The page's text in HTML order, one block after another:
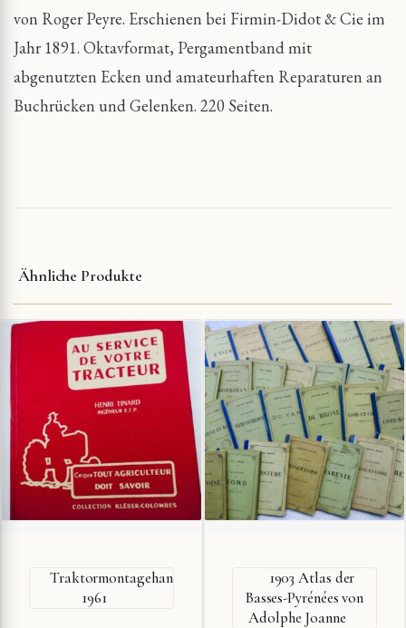
von Roger Peyre. Erschienen bei Firmin-Didot & Cie im
Jahr 1891. Oktavformat, Pergamentband mit
abgenutzten Ecken und amateurhaften Reparaturen an
Buchrücken und Gelenken. 220 Seiten.
Ähnliche Produkte
Traktormontagehandbuch
1961
1903 Atlas der
Basses-Pyrénées von
Adolphe Joanne